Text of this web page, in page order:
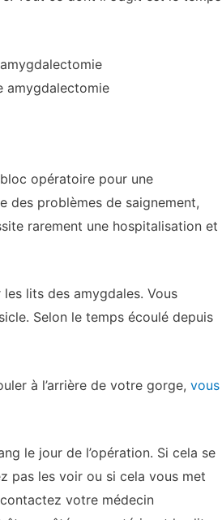
amygdalectomie
opératoire pour une
des problèmes de saignement,
rarement une hospitalisation et
lits des amygdales. Vous
Selon le temps écoulé depuis
à l’arrière de votre gorge, vous
le jour de l’opération. Si cela se
pas les voir ou si cela vous met
votre médecin